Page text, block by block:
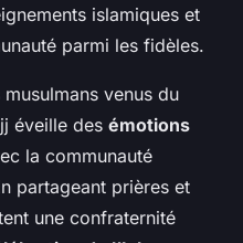
islamiques et
parmi les fidèles.
musulmans venus du
éveille des émotions
la communauté
partageant prières et
une confraternité